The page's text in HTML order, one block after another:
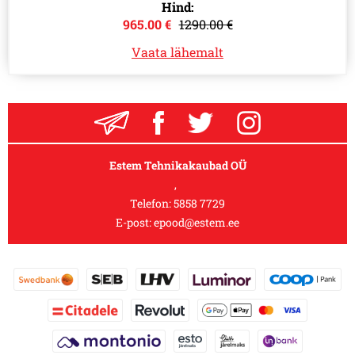
Hind:
965.00 € 1290.00 €
Vaata lähemalt
Estem Tehnikakaubad OÜ
,
Telefon:5858 7729
E-post:epood@estem.ee